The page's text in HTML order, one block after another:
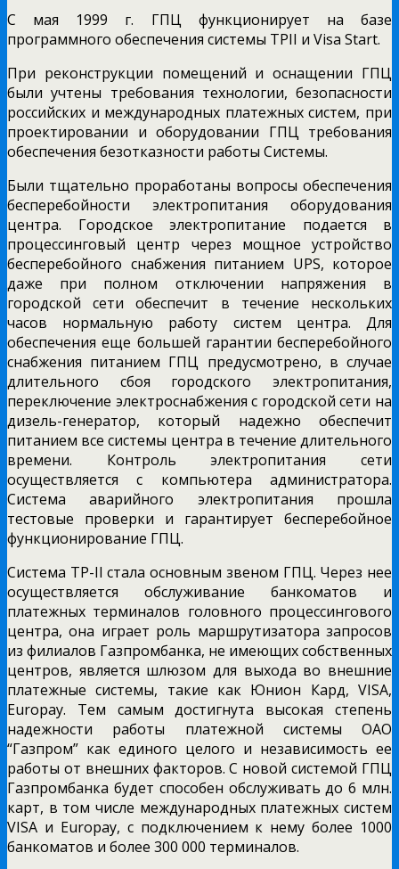
С мая 1999 г. ГПЦ функционирует на базе
программного обеспечения системы ТРII и Visa Start.
При реконструкции помещений и оснащении ГПЦ
были учтены требования технологии, безопасности
российских и международных платежных систем, при
проектировании и оборудовании ГПЦ требования
обеспечения безотказности работы Системы.
Были тщательно проработаны вопросы обеспечения
бесперебойности электропитания оборудования
центра. Городское электропитание подается в
процессинговый центр через мощное устройство
бесперебойного снабжения питанием UPS, которое
даже при полном отключении напряжения в
городской сети обеспечит в течение нескольких
часов нормальную работу систем центра. Для
обеспечения еще большей гарантии бесперебойного
снабжения питанием ГПЦ предусмотрено, в случае
длительного сбоя городского электропитания,
переключение электроснабжения с городской сети на
дизель-генератор, который надежно обеспечит
питанием все системы центра в течение длительного
времени. Контроль электропитания сети
осуществляется с компьютера администратора.
Система аварийного электропитания прошла
тестовые проверки и гарантирует бесперебойное
функционирование ГПЦ.
Система ТР-II стала основным звеном ГПЦ. Через нее
осуществляется обслуживание банкоматов и
платежных терминалов головного процессингового
центра, она играет роль маршрутизатора запросов
из филиалов Газпромбанка, не имеющих собственных
центров, является шлюзом для выхода во внешние
платежные системы, такие как Юнион Кард, VISA,
Europay. Тем самым достигнута высокая степень
надежности работы платежной системы ОАО
“Газпром” как единого целого и независимость ее
работы от внешних факторов. С новой системой ГПЦ
Газпромбанка будет способен обслуживать до 6 млн.
карт, в том числе международных платежных систем
VISA и Europay, с подключением к нему более 1000
банкоматов и более 300 000 терминалов.